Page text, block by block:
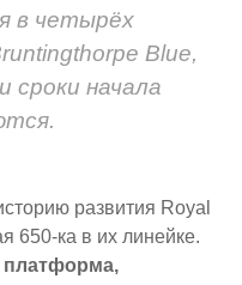
в четырёх
Blue,
сроки начала
развития Royal
650-ка в их линейке.
платформа,